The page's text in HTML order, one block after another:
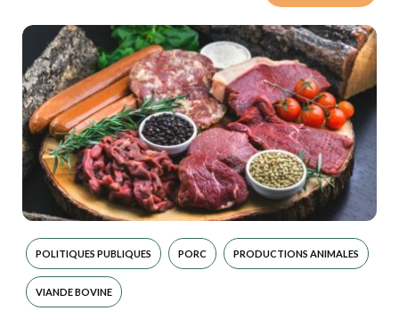
POLITIQUES PUBLIQUES PORC PRODUCTIONS ANIMALES
VIANDE BOVINE